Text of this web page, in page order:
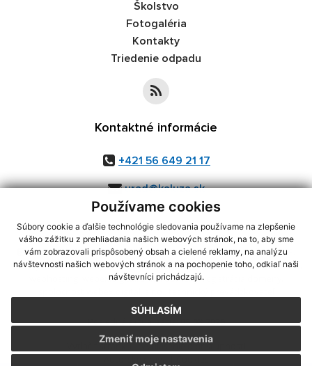
Používame cookies
Súbory cookie a ďalšie technológie sledovania používame na zlepšenie
vášho zážitku z prehliadania našich webových stránok, na to, aby sme
vám zobrazovali prispôsobený obsah a cielené reklamy, na analýzu
návštevnosti našich webových stránok a na pochopenie toho, odkiaľ naši
návštevníci prichádzajú.
SÚHLASÍM
Zmeniť moje nastavenia
Školstvo
Fotogaléria
Kontakty
Triedenie odpadu
Kontaktné informácie
+421 56 649 21 17
urad@kaluza.sk
využite možnosť získavania aktuálnych informácií s využitím RSS
CMS systém (redakčný) systém ECHELON 2,Mapa stránok,web portál
webex.digital, s.r.o.,domény,registrácia domény
Posledná aktualizácia:05.08.2026
Vytlačiť stránku|Vyhlásenie o prístupnosti